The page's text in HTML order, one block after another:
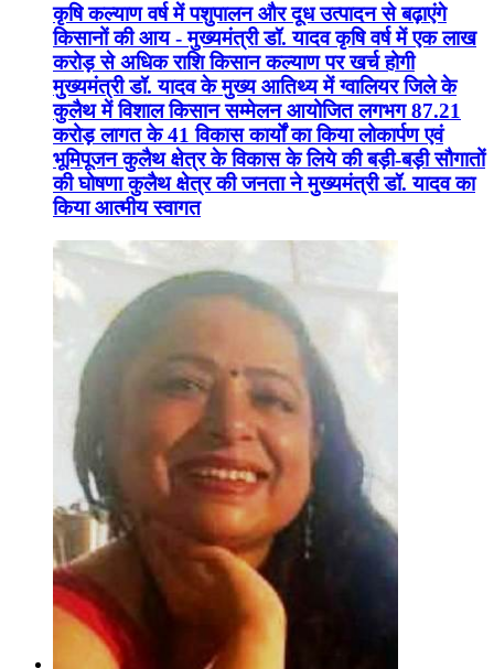
कृषि कल्याण वर्ष में पशुपालन और दूध उत्पादन से बढ़ाएंगे
किसानों की आय - मुख्यमंत्री डॉ. यादव कृषि वर्ष में एक लाख
करोड़ से अधिक राशि किसान कल्याण पर खर्च होगी
मुख्यमंत्री डॉ. यादव के मुख्य आतिथ्य में ग्वालियर जिले के
कुलैथ में विशाल किसान सम्मेलन आयोजित लगभग 87.21
करोड़ लागत के 41 विकास कार्यों का किया लोकार्पण एवं
भूमिपूजन कुलैथ क्षेत्र के विकास के लिये की बड़ी-बड़ी सौगातों
की घोषणा कुलैथ क्षेत्र की जनता ने मुख्यमंत्री डॉ. यादव का
किया आत्मीय स्वागत